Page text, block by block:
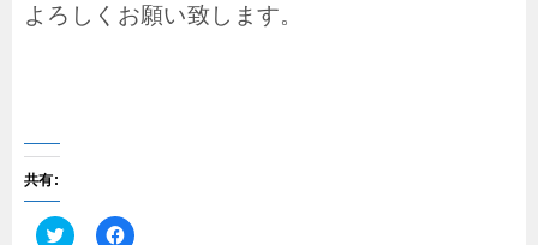
よろしくお願い致します。
共有: